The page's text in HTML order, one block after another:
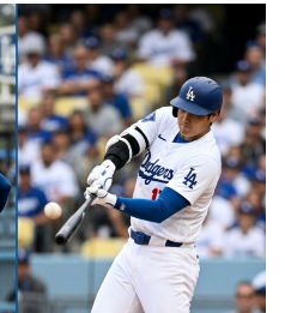
をパス！現地サポが歓迎！ア
海外の反応】
、ペナルティエリアを壮大に
な空間認識能力だよｗ」
たら、牛が固まって動かなく
の反応】
き」上田綺世、プレミア移籍
！獲得を望む声が殺到！【海